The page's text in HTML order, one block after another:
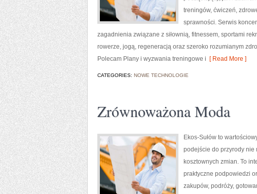
treningów, ćwiczeń,
sprawności. Serwis
zagadnienia związane z siłownią, fitnessem, sportami
rowerze, jogą, regeneracją oraz szeroko rozumianym
Polecam Plany i wyzwania treningowe i [ Read More ]
CATEGORIES: NOWE TECHNOLOGIE
Zrównoważona Moda
Ekos-Sułów to
podejście do przyrody nie
kosztownych zmian. To
praktyczne podpowiedzi
zakupów, podróży,